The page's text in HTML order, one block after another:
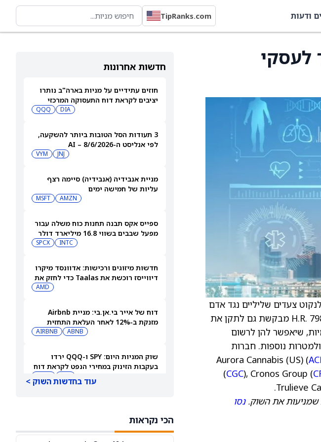
ודעות TipRanks.com
חדשות אחרונות
חוזים עתידיים על מניות בארה"ב נותרו
יציבים לקראת דוח התעסוקה המרכזי
DIA
QQQ
3 תעודות הסל הטובות ביותר להשקעה,
לפי אנליסט ה-AI – 8/6/2026
JNJ
VYM
מניית אנבידיה (אנבידיה) סיימה רצף
עליות של חמישה ימים
AMZN
MSFT
ספייס אקס תבנה תחנות כוח משלה עבור
מפעל שבבים בשווי 16.8 מיליארד דולר
INTC
SPCX
חדשות מיזוגים ורכישות: אדוונסד מיקרו
דיווייסז רוכשת את Taalas כדי לחזק את
AMD
דוח של אייר בי.אן.בי: מניית Airbnb
מזנקת ב-12% לאחר העלאת התחזית
ABNB
AIRBNB
שוק המניות היום: SPY ו-QQQ ירדו
בעקבות הזינוק במחירי הנפט לקראת דוח
ב-10 באוגוסט
עוד בחדשות השוק >
הכי נקראות
לעסקי
צעדים שליליים נגד אדם
רק בגלל שהוא מספק סיוע עסקי לעסק לגיטימי הקשור לקנאביס. הצעת החוק H.R. 7987 מבקשת גם לתקן את
לאומיות, שיאפשר להן לרשום
נוספות. חברות
(CGC), Cronos Group (
שמניעות את השוק.נסו